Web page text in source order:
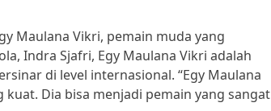
Maulana Vikri, pemain muda yang
Indra Sjafri, Egy Maulana Vikri adalah
di level internasional. “Egy Maulana
Dia bisa menjadi pemain yang sangat